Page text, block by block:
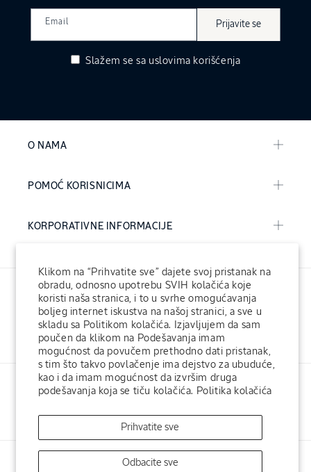
Klikom na “Prihvatite sve” dajete svoj pristanak na
obradu, odnosno upotrebu SVIH kolačića koje
koristi naša stranica, i to u svrhe omogućavanja
boljeg internet iskustva na našoj stranici, a sve u
skladu sa Politikom kolačića. Izjavljujem da sam
poučen da klikom na Podešavanja imam
mogućnost da povučem prethodno dati pristanak,
s tim što takvo povlačenje ima dejstvo za ubuduće,
kao i da imam mogućnost da izvršim druga
podešavanja koja se tiču kolačića. Politika kolačića
Prihvatite sve
Odbacite sve
Email Prijavite se
Slažem se sa uslovima korišćenja
O NAMA
POMOĆ KORISNICIMA
KORPORATIVNE INFORMACIJE
FacebookInstagram
L'Occitane Fondacija L'Occitane hotelska kozmetika
L'Occitane SPA L'Occitane u svetu